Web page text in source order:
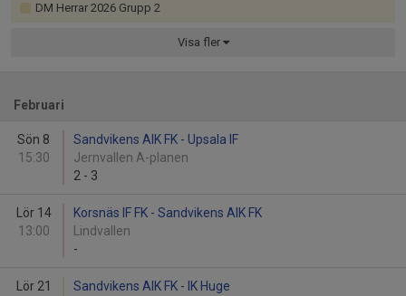
DM Herrar 2026 Grupp 2
Visa fler
Februari
Sön 8
15:30
Sandvikens AIK FK - Upsala IF
Jernvallen A-planen
2 - 3
Lör 14
13:00
Korsnäs IF FK - Sandvikens AIK FK
Lindvallen
-
Lör 21
Sandvikens AIK FK - IK Huge